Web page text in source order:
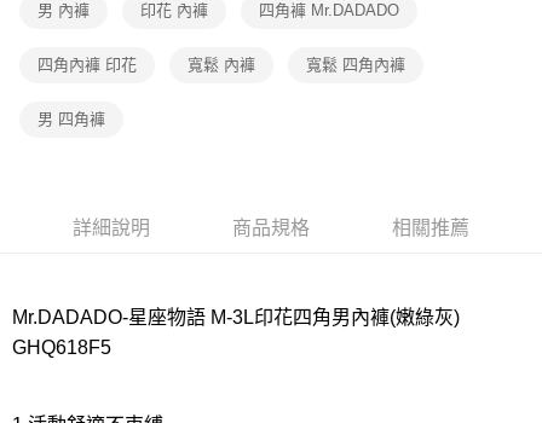
每筆NT$80，滿NT$1,000(含以上)免運費
宅配
付款後門市自取
男 內褲 印花 內褲 四角褲 Mr.DADADO
四角內褲 印花 寬鬆 內褲 寬鬆 四角內褲
男 四角褲
詳細說明 商品規格 相關推薦
Mr.DADADO-星座物語 M-3L印花四角男內褲(嫩綠灰)
GHQ618F5